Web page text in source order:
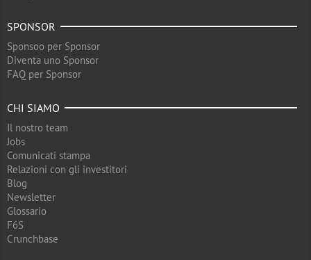
SPONSOR
Sponsoo per Sponsor
Diventa uno Sponsor
FAQ per Sponsor
CHI SIAMO
Il nostro team
Jobs
Comunicati stampa
Relazioni con gli investitori
Blog
Newsletter
Glossario
F6S
Crunchbase